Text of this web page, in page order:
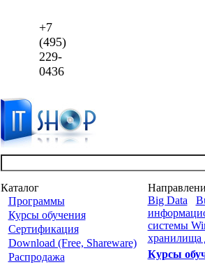
+7
(495)
229-
0436
Каталог
Программы
Курсы обучения
Сертификация
Download (Free, Shareware)
Распродажа
Big Data
системы
хранилища
Курсы